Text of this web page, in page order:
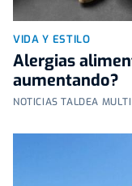
VIDA Y ESTILO
Alergias
aumentando?
NOTICIAS TALDEA